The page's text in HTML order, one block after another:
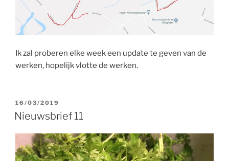
Ik zal proberen elke week een update te geven van de
werken, hopelijk vlotte de werken.
GEPLAATST
OP
16/03/2019
Nieuwsbrief 11